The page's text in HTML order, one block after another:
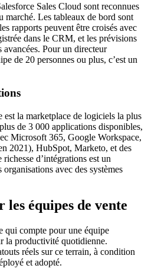
Sales Cloud sont reconnues
marché. Les tableaux de bord sont
rapports peuvent être croisés avec
dans le CRM, et les prévisions
avancées. Pour un directeur
de 20 personnes ou plus, c’est un
est la marketplace de logiciels la plus
de 3 000 applications disponibles,
Microsoft 365, Google Workspace,
2021), HubSpot, Marketo, et des
d’intégrations est un
avec des systèmes
les équipes de vente
qui compte pour une équipe
la productivité quotidienne.
réels sur ce terrain, à condition
et adopté.